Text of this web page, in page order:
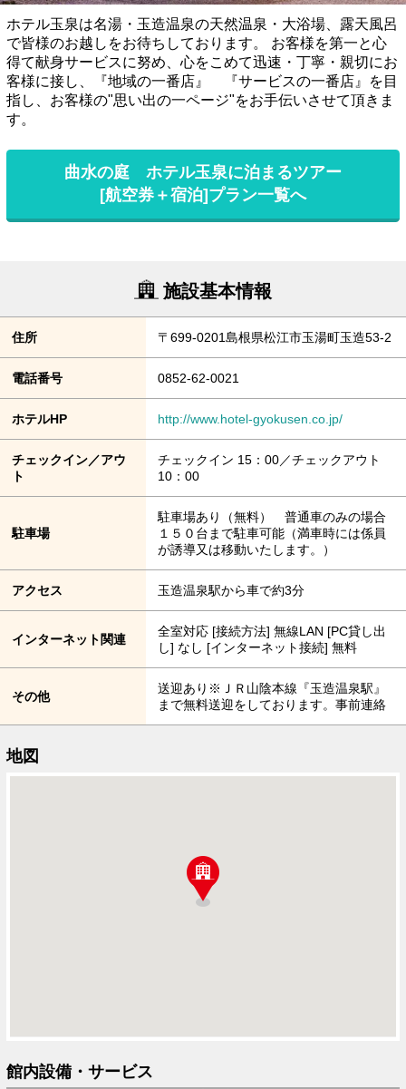
ホテル玉泉は名湯・玉造温泉の天然温泉・大浴場、露天風呂
で皆様のお越しをお待ちしております。 お客様を第一と心
得て献身サービスに努め、心をこめて迅速・丁寧・親切にお
客様に接し、『地域の一番店』 『サービスの一番店』を目
指し、お客様の"思い出の一ページ"をお手伝いさせて頂きま
す。
曲水の庭 ホテル玉泉に泊まるツアー
[航空券＋宿泊]プラン一覧へ
施設基本情報
住所 〒699-0201島根県松江市玉湯町玉造53-2
電話番号 0852-62-0021
ホテルHP http://www.hotel-gyokusen.co.jp/
チェックイン／アウ
ト
チェックイン 15：00／チェックアウト
10：00
駐車場
駐車場あり（無料） 普通車のみの場合
１５０台まで駐車可能（満車時には係員
が誘導又は移動いたします。）
アクセス 玉造温泉駅から車で約3分
インターネット関連
全室対応 [接続方法] 無線LAN [PC貸し出
し] なし [インターネット接続] 無料
その他
送迎あり※ＪＲ山陰本線『玉造温泉駅』
まで無料送迎をしております。事前連絡
地図
館内設備・サービス